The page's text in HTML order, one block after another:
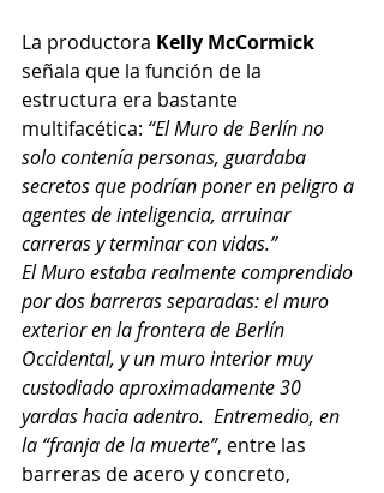
La productora Kelly McCormick
señala que la función de la
estructura era bastante
multifacética: “El Muro de Berlín no
solo contenía personas, guardaba
secretos que podrían poner en peligro a
agentes de inteligencia, arruinar
carreras y terminar con vidas.”
El Muro estaba realmente comprendido
por dos barreras separadas: el muro
exterior en la frontera de Berlín
Occidental, y un muro interior muy
custodiado aproximadamente 30
yardas hacia adentro.  Entremedio, en
la “franja de la muerte”, entre las
barreras de acero y concreto,